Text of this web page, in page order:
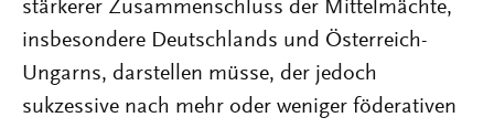
stärkerer Zusammenschluss der Mittelmächte,
insbesondere Deutschlands und Österreich-
Ungarns, darstellen müsse, der jedoch
sukzessive nach mehr oder weniger föderativen